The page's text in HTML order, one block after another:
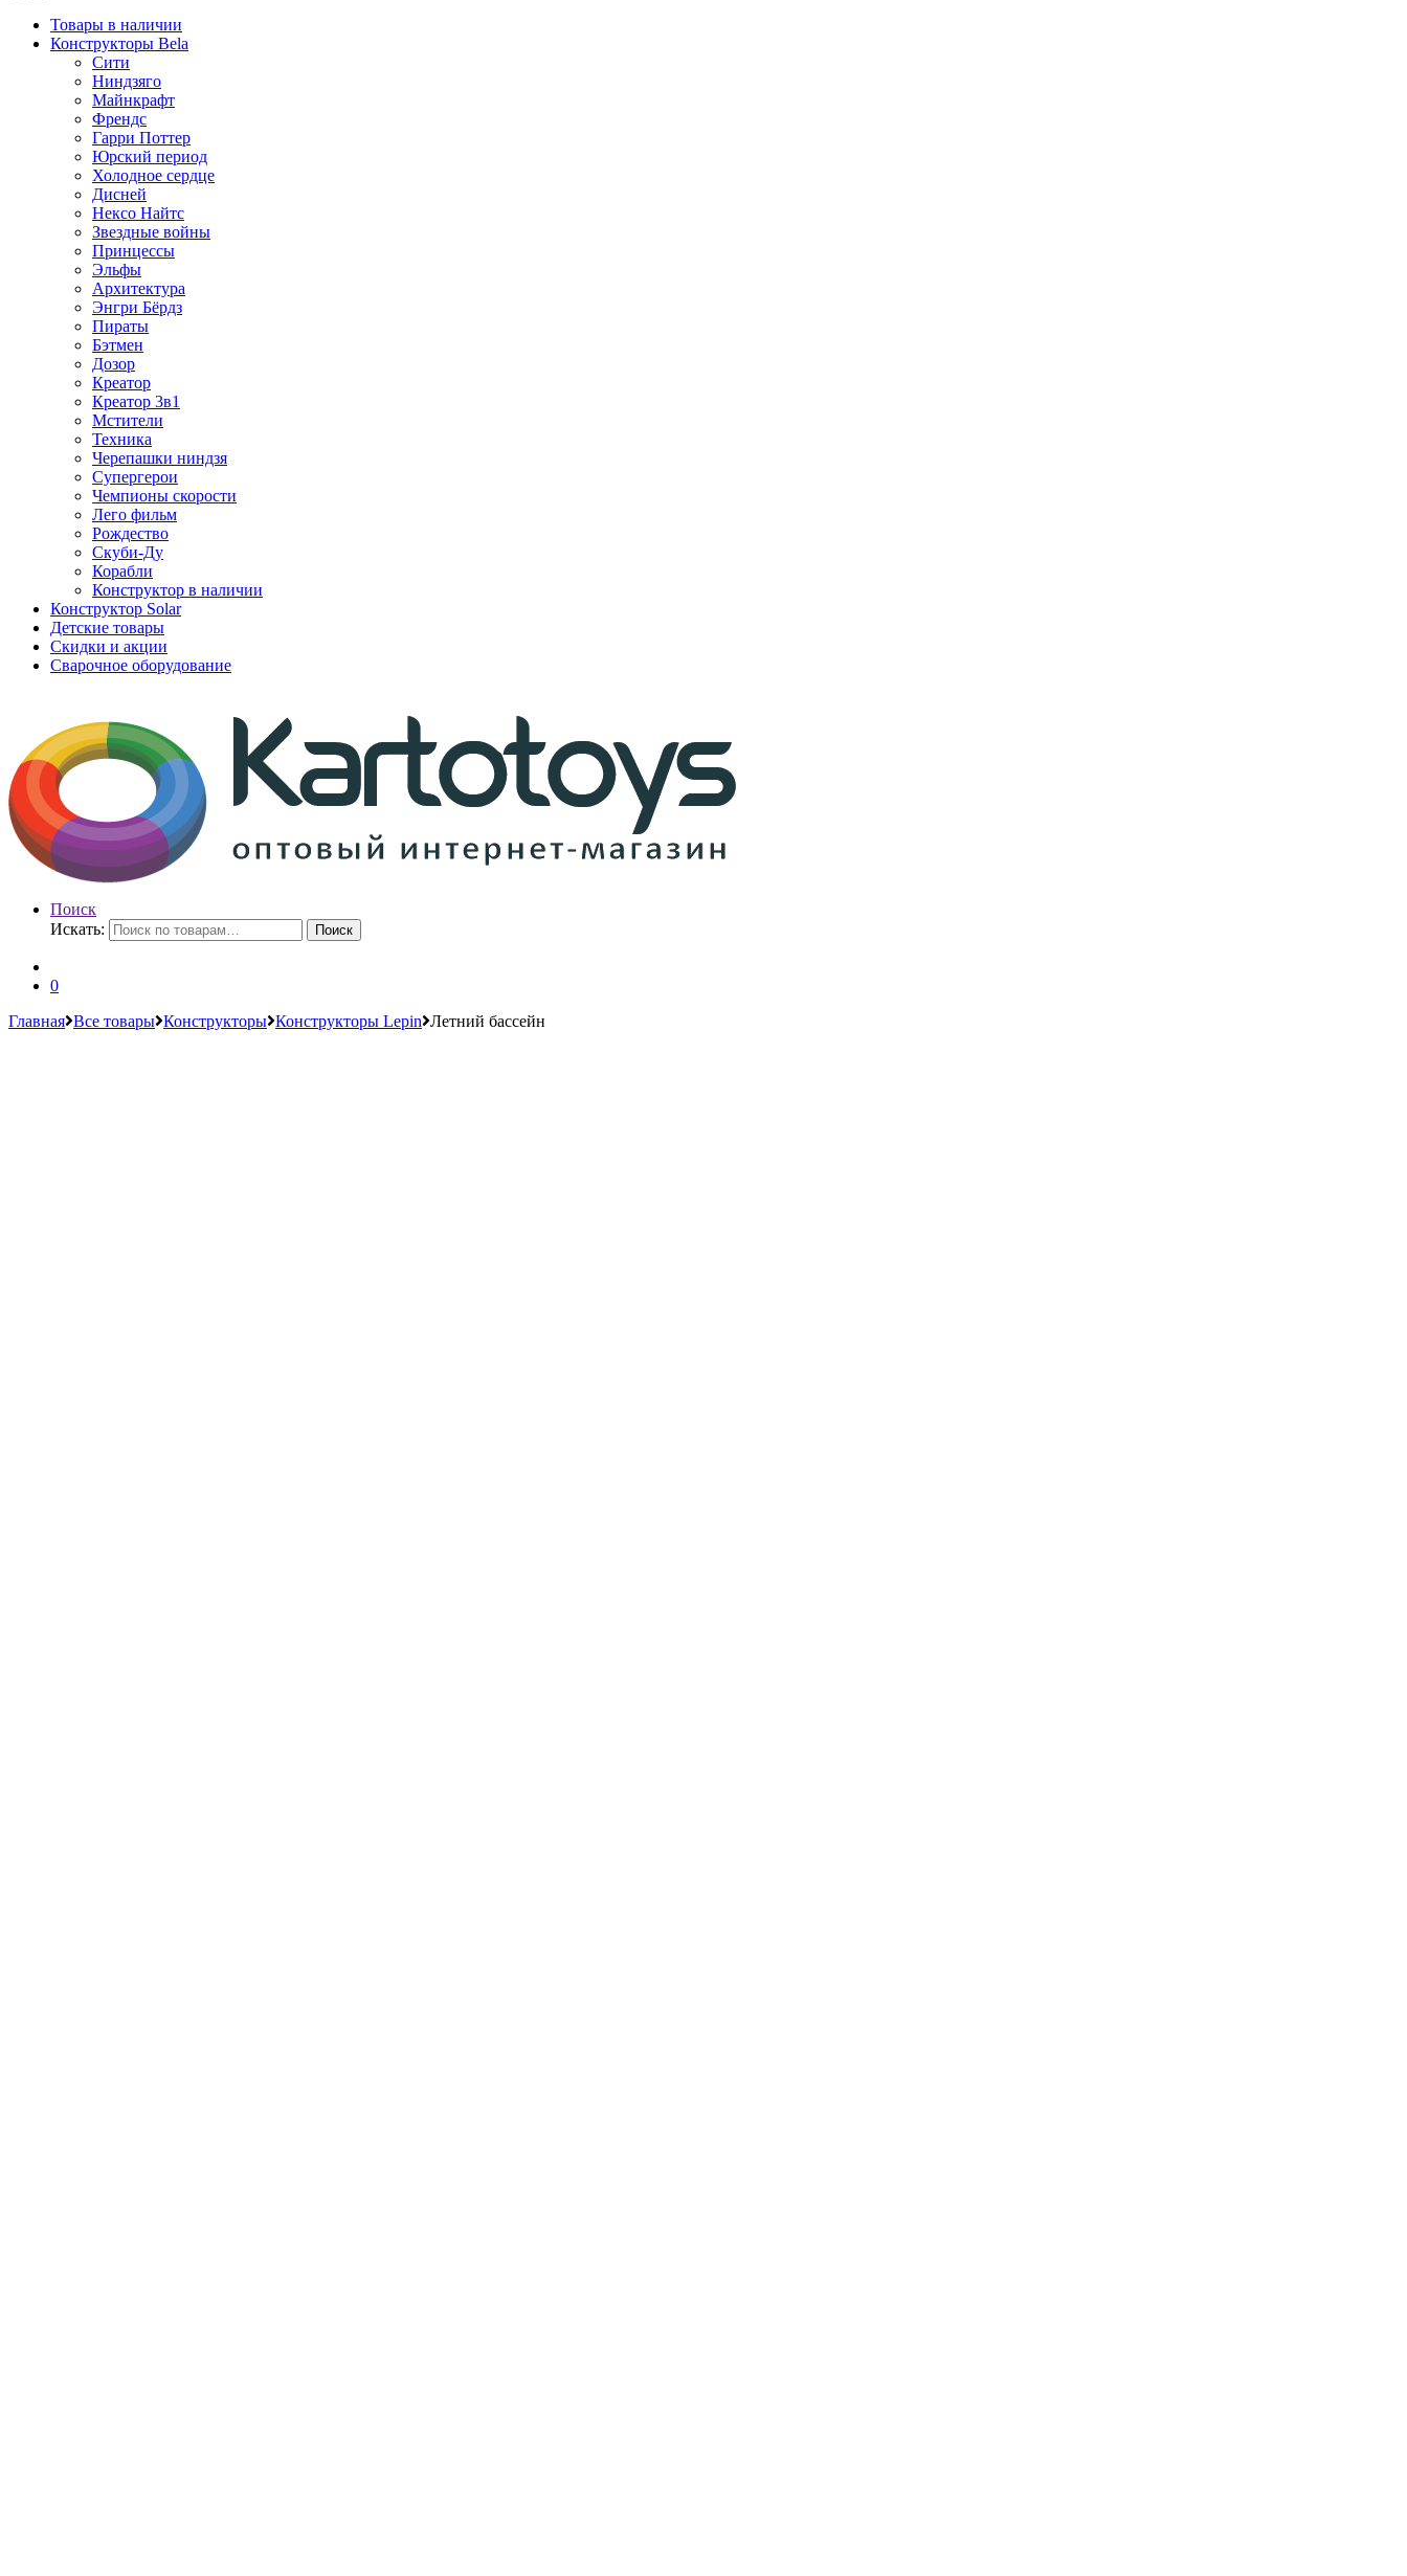
Товары в наличии
Конструкторы Bela
Сити
Ниндзяго
Майнкрафт
Френдс
Гарри Поттер
Юрский период
Холодное сердце
Дисней
Нексо Найтс
Звездные войны
Принцессы
Эльфы
Архитектура
Энгри Бёрдз
Пираты
Бэтмен
Дозор
Креатор
Креатор 3в1
Мстители
Техника
Черепашки ниндзя
Супергерои
Чемпионы скорости
Лего фильм
Рождество
Скуби-Ду
Корабли
Конструктор в наличии
Конструктор Solar
Детские товары
Скидки и акции
Сварочное оборудование
Поиск
Искать:
Поиск
0
Главная Все товары Конструкторы Конструкторы Lepin Летний бассейн